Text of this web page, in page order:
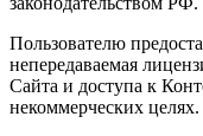
Пользователю
непередаваемая
Сайта и доступа к
некоммерческих целях.